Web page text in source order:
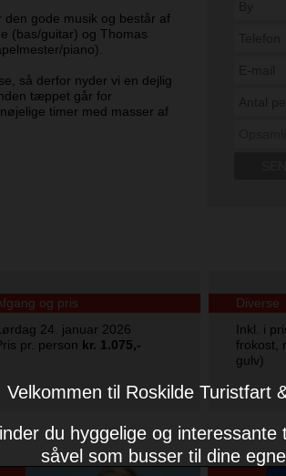
gode musik og består af
(bas/guitar) og Thomas
piano).
så derfor nyder vi en dejlig
tæppet går for
timer med masser af
og pris
24. januar 2026
pr. person kr. 1.075,-
Diverse
Inkl. i
frokost,
gulv)
Velkommen til Roskilde Turistfart
du hyggelige og interessante
såvel som busser til dine